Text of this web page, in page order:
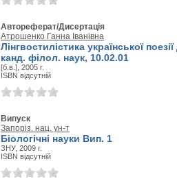
Автореферат/Дисертація
Атрошенко Ганна Іванівна
Лінгвостилістика української
канд. філол. наук, 10.02.01
[б.в.], 2005 г.
ISBN відсутній
Випуск
Запоріз. нац. ун-т
Біологічні науки Вип. 1
ЗНУ, 2009 г.
ISBN відсутній